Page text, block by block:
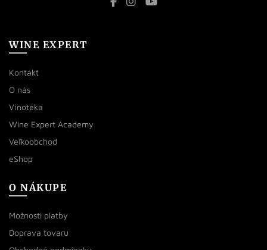
WINE EXPERT
Kontakt
O nás
Vínotéka
Wine Expert Academy
Veľkoobchod
eShop
O NÁKUPE
Možnosti platby
Doprava tovaru